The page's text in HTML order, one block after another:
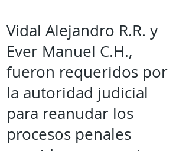
Vidal Alejandro R.R. y
Ever Manuel C.H.,
fueron requeridos por
la autoridad judicial
para reanudar los
procesos penales